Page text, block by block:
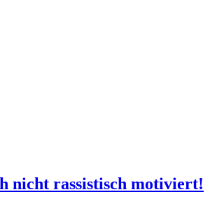
nicht rassistisch motiviert!